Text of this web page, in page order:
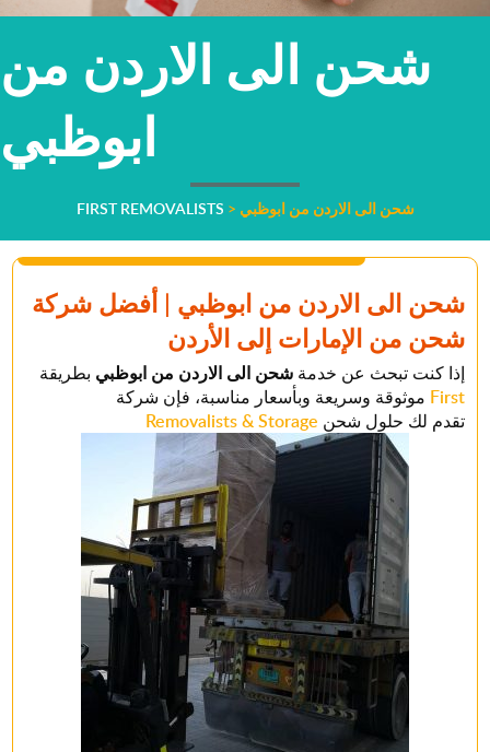
شحن الى الاردن من
ابوظبي
FIRST REMOVALISTS > شحن الى الاردن من ابوظبي
شحن الى الاردن من ابوظبي | أفضل شركة
شحن من الإمارات إلى الأردن
إذا كنت تبحث عن خدمة شحن الى الاردن من ابوظبي بطريقة
First
Removalists & Storage تقدم لك حلول شحن